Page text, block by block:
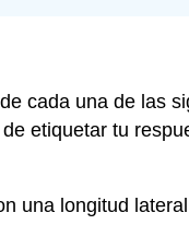
cada una de las
etiquetar tu
una longitud